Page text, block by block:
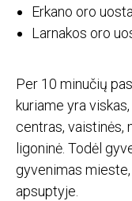
Erkano oro
Larnakos oro
Per 10 minučių
kuriame yra
centras, vaistinės,
ligoninė. Todėl
gyvenimas
apsuptyje.